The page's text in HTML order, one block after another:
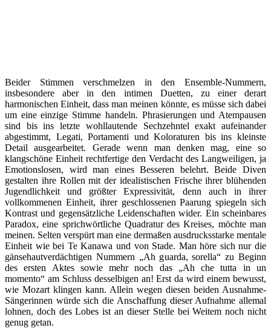
Beider Stimmen verschmelzen in den Ensemble-Nummern,
insbesondere aber in den intimen Duetten, zu einer derart
harmonischen Einheit, dass man meinen könnte, es müsse sich dabei
um eine einzige Stimme handeln. Phrasierungen und Atempausen
sind bis ins letzte wohllautende Sechzehntel exakt aufeinander
abgestimmt, Legati, Portamenti und Koloraturen bis ins kleinste
Detail ausgearbeitet. Gerade wenn man denken mag, eine so
klangschöne Einheit rechtfertige den Verdacht des Langweiligen, ja
Emotionslosen, wird man eines Besseren belehrt. Beide Diven
gestalten ihre Rollen mit der idealistischen Frische ihrer blühenden
Jugendlichkeit und größter Expressivität, denn auch in ihrer
vollkommenen Einheit, ihrer geschlossenen Paarung spiegeln sich
Kontrast und gegensätzliche Leidenschaften wider. Ein scheinbares
Paradox, eine sprichwörtliche Quadratur des Kreises, möchte man
meinen. Selten verspürt man eine dermaßen ausdrucksstarke mentale
Einheit wie bei Te Kanawa und von Stade. Man höre sich nur die
gänsehautverdächtigen Nummern „Ah guarda, sorella“ zu Beginn
des ersten Aktes sowie mehr noch das „Ah che tutta in un
momento“ am Schluss desselbigen an! Erst da wird einem bewusst,
wie Mozart klingen kann. Allein wegen diesen beiden Ausnahme-
Sängerinnen würde sich die Anschaffung dieser Aufnahme allemal
lohnen, doch des Lobes ist an dieser Stelle bei Weitem noch nicht
genug getan.